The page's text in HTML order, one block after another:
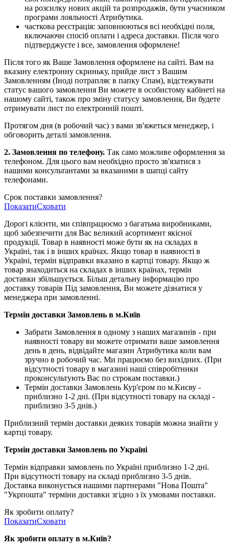
на розсилку нових акцій та розпродажів, бути учасником
програми лояльності Атрибутика.
часткова реєстрація: заповнюються всі необхідні поля,
включаючи спосіб оплати і адреса доставки. Після чого
підтверджуєте і все, замовлення оформлене!
Після того як Ваше Замовлення оформлене на сайті. Вам на
вказану електронну скриньку, прийде лист з Вашим
Замовленням (Іноді потрапляє в папку Спам), відстежувати
статус вашого замовлення Ви можете в особистому кабінеті на
нашому сайті, також про зміну статусу замовлення, Ви будете
отримувати лист по електронній пошті.
Протягом дня (в робочий час) з вами зв'яжеться менеджер, і
обговорить деталі замовлення.
2. Замовлення по телефону. Так само можливе оформлення за
телефоном. Для цього вам необхідно просто зв'язатися з
нашими консультантами за вказаними в шапці сайту
телефонами.
Срок поставки замовлення?
ПоказатиСховати
Дорогі клієнти, ми співпрацюємо з багатьма виробниками,
щоб забезпечити для Вас великий асортимент якісної
продукції. Товар в наявності може бути як на складах в
Україні, так і в інших країнах. Якщо товар в наявності в
Україні, термін відправки вказано в картці товару. Якщо ж
товар знаходиться на складах в інших країнах, термін
доставки збільшується. Більш детальну інформацію про
доставку товарів Під замовлення, Ви можете дізнатися у
менеджера при замовленні.
Термін доставки Замовлень в м.Київ
Забрати Замовлення в одному з наших магазинів - при
наявності товару ви можете отримати ваше замовлення
день в день, відвідайте магазин Атрибутика коли вам
зручно в робочий час. Ми працюємо без вихідних. (При
відсутності товару в магазині наші співробітники
проконсультують Вас по строкам поставки.)
Термін доставки Замовлень Кур'єром по м.Києву -
приблизно 1-2 дні. (При відсутності товару на складі -
приблизно 3-5 днів.)
Приблизний термін доставки деяких товарів можна знайти у
картці товару.
Термін доставки Замовлень по Україні
Термін відправки замовлень по Україні приблизно 1-2 дні.
При відсутності товару на складі приблизно 3-5 днів.
Доставка виконується нашими партнерами "Нова Пошта"
"Укрпошта" терміни доставки згідно з їх умовами поставки.
Як зробити оплату?
ПоказатиСховати
Як зробити оплату в м.Київ?